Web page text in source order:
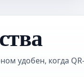
удобен, когда